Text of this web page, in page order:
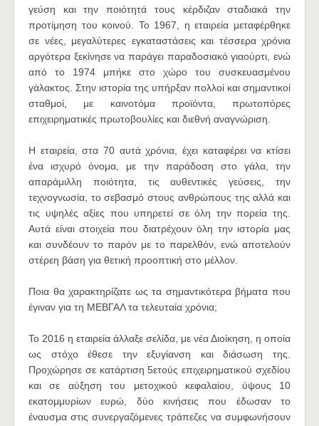
γεύση και την ποιότητά τους κέρδιζαν σταδιακά την
προτίμηση του κοινού. Το 1967, η εταιρεία μεταφέρθηκε
σε νέες, μεγαλύτερες εγκαταστάσεις και τέσσερα χρόνια
αργότερα ξεκίνησε να παράγει παραδοσιακό γιαούρτι, ενώ
από το 1974 μπήκε στο χώρο του συσκευασμένου
γάλακτος. Στην ιστορία της υπήρξαν πολλοί και σημαντικοί
σταθμοί, με καινοτόμα προϊόντα, πρωτοπόρες
επιχειρηματικές πρωτοβουλίες και διεθνή αναγνώριση.
Η εταιρεία, στα 70 αυτά χρόνια, έχει καταφέρει να κτίσει
ένα ισχυρό όνομα, με την παράδοση στο γάλα, την
απαράμιλλη ποιότητα, τις αυθεντικές γεύσεις, την
τεχνογνωσία, το σεβασμό στους ανθρώπους της αλλά και
τις υψηλές αξίες που υπηρετεί σε όλη την πορεία της.
Αυτά είναι στοιχεία που διατρέχουν όλη την ιστορία μας
και συνδέουν το παρόν με το παρελθόν, ενώ αποτελούν
στέρεη βάση για θετική προοπτική στο μέλλον.
Ποια θα χαρακτηρίζατε ως τα σημαντικότερα βήματα που
έγιναν για τη ΜΕΒΓΑΛ τα τελευταία χρόνια;
Το 2016 η εταιρεία άλλαξε σελίδα, με νέα Διοίκηση, η οποία
ως στόχο έθεσε την εξυγίανση και διάσωση της.
Προχώρησε σε κατάρτιση 5ετούς επιχειρηματικού σχεδίου
και σε αύξηση του μετοχικού κεφαλαίου, ύψους 10
εκατομμυρίων ευρώ, δύο κινήσεις που έδωσαν το
έναυσμα στις συνεργαζόμενες τράπεζες να συμφωνήσουν